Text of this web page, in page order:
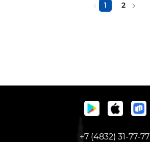
1 2
+7 (4832) 31-77-77